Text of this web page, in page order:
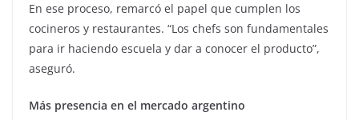
En ese proceso, remarcó el papel que cumplen los
cocineros y restaurantes. “Los chefs son fundamentales
para ir haciendo escuela y dar a conocer el producto”,
aseguró.
Más presencia en el mercado argentino